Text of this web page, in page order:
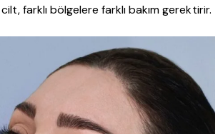
farklı bölgelere farklı bakım gerektirir.